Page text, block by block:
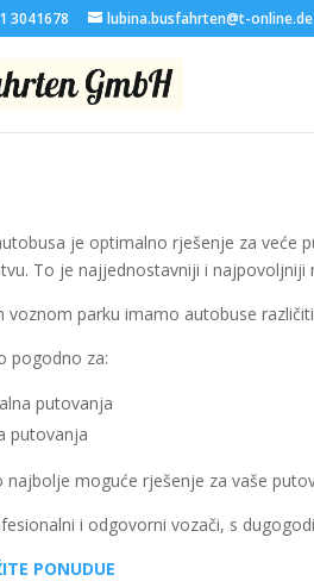
3041678 lubina.busfahrten@t-online.de
je optimalno rješenje za veće
To je najjednostavniji i najpovoljniji
voznom parku imamo autobuse
pogodno za:
putovanja
putovanja
najbolje moguće rješenje za vaše
i odgovorni vozači, s
PONUDUE